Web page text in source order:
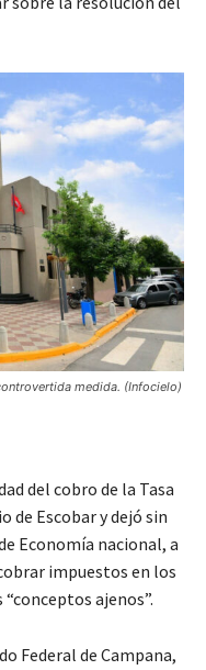
medida. (Infocielo)
del cobro de la Tasa
de Escobar y dejó sin
Economía nacional, a
impuestos en los
ajenos”.
Federal de Campana,